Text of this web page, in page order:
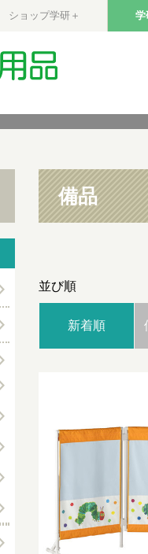
ショップ学研＋ 学
備品
並び順
新着順